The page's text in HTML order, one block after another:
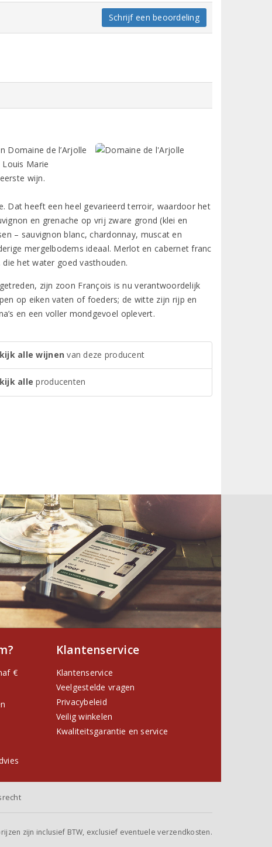
Schrijf een beoordeling
Domaine de l’Arjolle
Marie
wijn.
Dat heeft een heel gevarieerd terroir, waardoor het
en grenache op vrij zware grond (klei en
– sauvignon blanc, chardonnay, muscat en
mergelbodems ideaal. Merlot en cabernet franc
het water goed vasthouden.
zijn zoon François is nu verantwoordelijk
op eiken vaten of foeders; de witte zijn rijp en
en een voller mondgevoel oplevert.
alle wijnen van deze producent
alle producenten
€
Klantenservice
Klantenservice
Veelgestelde vragen
Privacybeleid
Veilig winkelen
Kwaliteitsgarantie en service
zijn inclusief BTW, exclusief eventuele verzendkosten.